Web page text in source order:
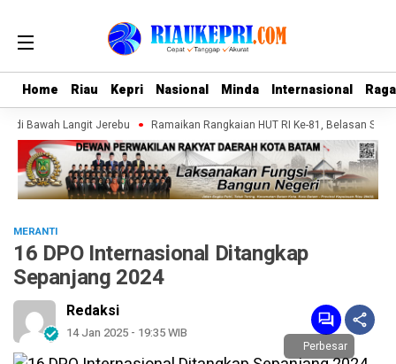
Home Riau Kepri Nasional Minda Internasional
Home Riau Kepri Nasional Minda Internasional
di Bawah Langit Jerebu Ramaikan Rangkaian HUT RI Ke-81, Belasan
MERANTI
16 DPO Internasional Ditangkap
Sepanjang 2024
Redaksi
14 Jan 2025 - 19:35 WIB
Perbesar